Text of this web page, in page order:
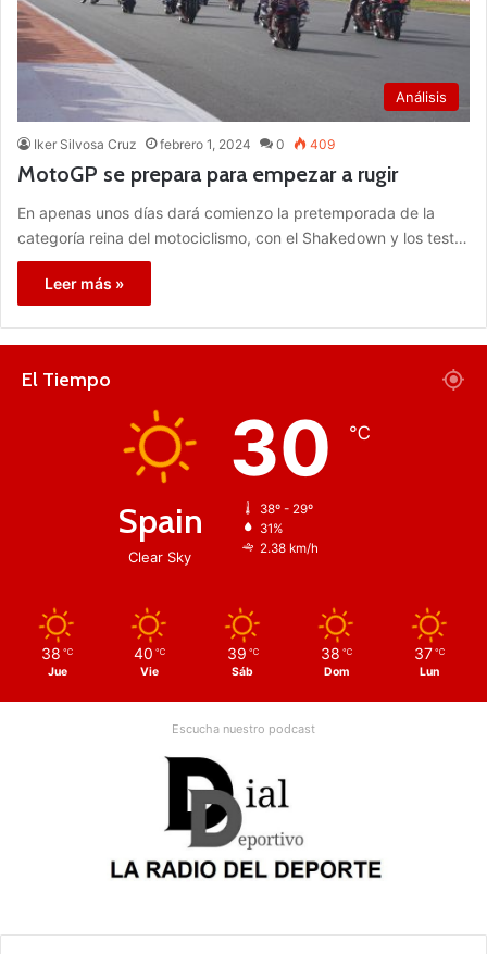
Análisis
Iker Silvosa Cruz febrero 1, 2024 0 409
MotoGP se prepara para empezar a rugir
En apenas unos días dará comienzo la pretemporada de la
categoría reina del motociclismo, con el Shakedown y los test…
Leer más »
El Tiempo
Spain
Clear Sky
30 ℃
38º - 29º
31%
2.38 km/h
38 ℃
Jue
40 ℃
Vie
39 ℃
Sáb
38 ℃
Dom
37 ℃
Lun
Escucha nuestro podcast